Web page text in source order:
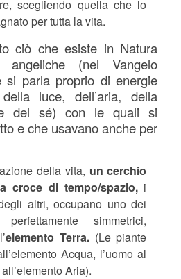
scegliendo quella che lo
per tutta la vita.
ciò che esiste in Natura
angeliche (nel Vangelo
si parla proprio di energie
luce, dell’aria, della
e del sé) con le quali si
e che usavano anche per
della vita, un cerchio
croce di tempo/spazio,i
altri, occupano uno dei
simmetrici,
elemento Terra.(Le piante
Acqua, l’uomo al
Aria).